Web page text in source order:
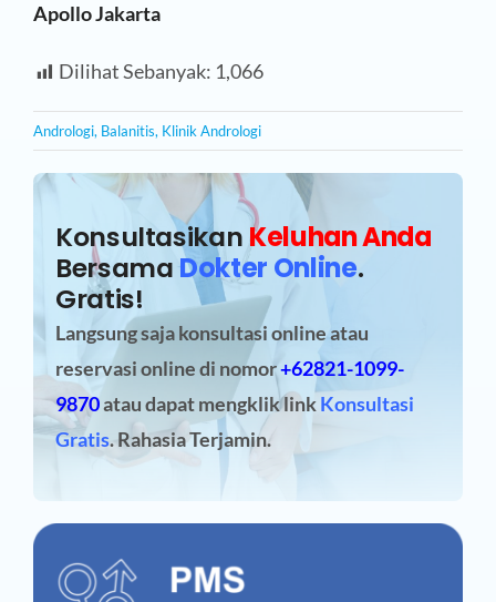
Apollo Jakarta
Dilihat Sebanyak: 1,066
Andrologi, Balanitis, Klinik Andrologi
Konsultasikan Keluhan Anda
BersamaDokter Online.
Gratis!
Langsung saja konsultasi online atau
reservasi onlinedi nomor+62821-1099-
9870atau dapat mengklik linkKonsultasi
Gratis. Rahasia Terjamin.